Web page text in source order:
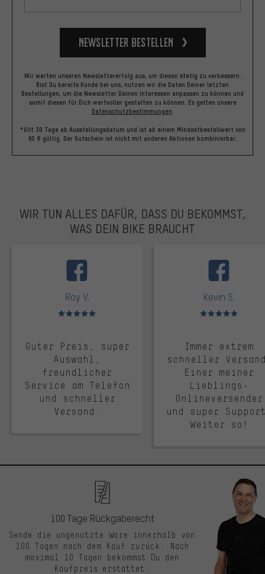
Newsletter bestellen
Wir werten unseren Newslettererfolg aus, um diesen stetig zu verbessern.
Bist Du bereits Kunde bei uns, nutzen wir die Daten Deiner letzten
Bestellungen, um die Newsletter Deinen Interessen anpassen zu können und
somit diesen für Dich wertvoller gestalten zu können. Es gelten unsere
Datenschutzbestimmungen.
*Gilt 30 Tage ab Ausstellungsdatum und ist ab einem Mindestbestellwert von
60 € gültig. Der Gutschein ist nicht mit anderen Aktionen kombinierbar.
WIR TUN ALLES DAFÜR, DASS DU BEKOMMST,
WAS DEIN BIKE BRAUCHT
Roy V.
Bewertungen: 5 von 5
Guter Preis, super
Auswahl,
freundlicher
Service am Telefon
und schneller
Versand.
Kevin S.
Bewertungen: 5 von 5
Immer extrem
schneller
Einer meiner
Lieblings-
Onlineversender
und super
Weiter so!
100 Tage Rückgaberecht
Sende die ungenutzte Ware innerhalb von
100 Tagen nach dem Kauf zurück. Nach
maximal 10 Tagen bekommst Du den
Kaufpreis erstattet.